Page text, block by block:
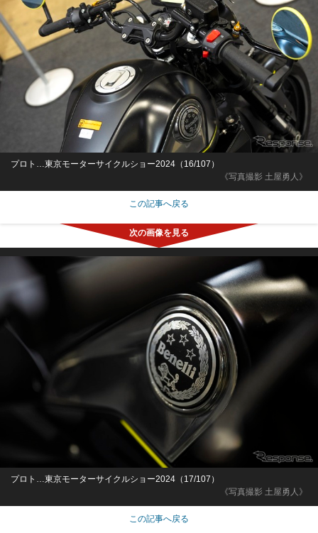
《写真撮影 土屋勇人》
プロト…東京モーターサイクルショー2024（16/107）
この記事へ戻る
《写真撮影 土屋勇人》
プロト…東京モーターサイクルショー2024（17/107）
この記事へ戻る